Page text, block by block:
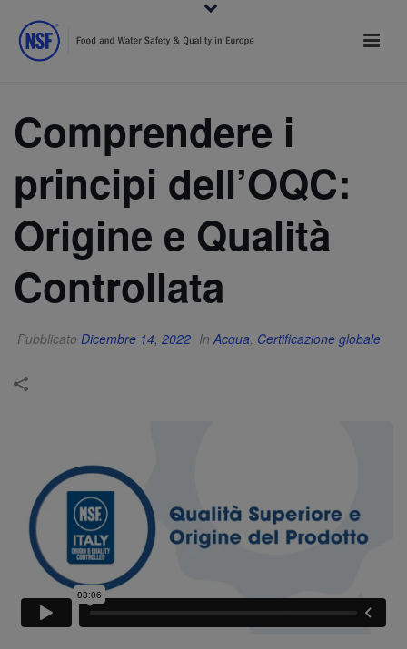
Comprendere i
principi dell’OQC:
Origine e Qualità
Controllata
Pubblicato Dicembre 14, 2022 In Acqua, Certificazione globale